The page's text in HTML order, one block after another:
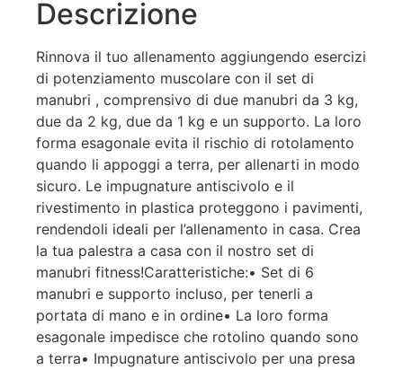
Descrizione
Rinnova il tuo allenamento aggiungendo esercizi
di potenziamento muscolare con il set di
manubri , comprensivo di due manubri da 3 kg,
due da 2 kg, due da 1 kg e un supporto. La loro
forma esagonale evita il rischio di rotolamento
quando li appoggi a terra, per allenarti in modo
sicuro. Le impugnature antiscivolo e il
rivestimento in plastica proteggono i pavimenti,
rendendoli ideali per l’allenamento in casa. Crea
la tua palestra a casa con il nostro set di
manubri fitness!Caratteristiche:• Set di 6
manubri e supporto incluso, per tenerli a
portata di mano e in ordine• La loro forma
esagonale impedisce che rotolino quando sono
a terra• Impugnature antiscivolo per una presa